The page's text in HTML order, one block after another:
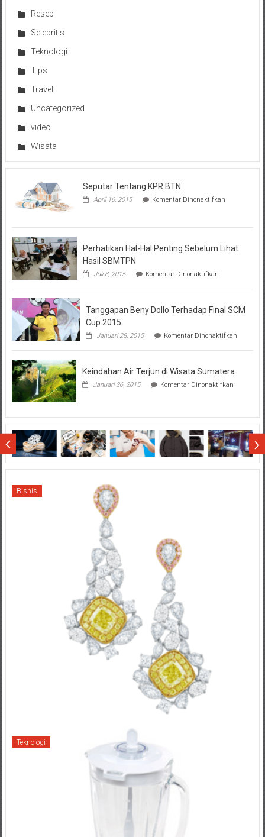
Resep
Selebritis
Teknologi
Tips
Travel
Uncategorized
video
Wisata
Seputar Tentang KPR BTN
April 16, 2015 Komentar Dinonaktifkanpada
Perhatikan Hal-Hal Penting Sebelum Lihat
Hasil SBMTPN
Juli 8, 2015 Komentar Dinonaktifkanpada
Hal-
Penting
Hasil
Tanggapan Beny Dollo Terhadap Final SCM
Cup 2015
Januari 28, 2015 Komentar Dinonaktifkanpada
Beny
Keindahan Air Terjun di Wisata Sumatera
Januari 26, 2015 Komentar Dinonaktifkanpada
di
Wisata
Sumatera
Bisnis
Teknologi